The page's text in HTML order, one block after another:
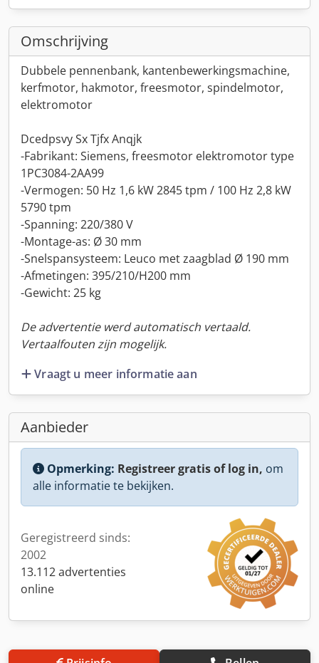
Omschrijving
Dubbele pennenbank, kantenbewerkingsmachine,
kerfmotor, hakmotor, freesmotor, spindelmotor,
elektromotor
Dcedpsvy Sx Tjfx Anqjk
-Fabrikant: Siemens, freesmotor elektromotor type
1PC3084-2AA99
-Vermogen: 50 Hz 1,6 kW 2845 tpm / 100 Hz 2,8 kW
5790 tpm
-Spanning: 220/380 V
-Montage-as: Ø 30 mm
-Snelspansysteem: Leuco met zaagblad Ø 190 mm
-Afmetingen: 395/210/H200 mm
-Gewicht: 25 kg
De advertentie werd automatisch vertaald.
Vertaalfouten zijn mogelijk.
Vraagt u meer informatie aan
Aanbieder
Opmerking: Registreer gratis of log in, om
alle informatie te bekijken.
Geregistreerd sinds:
2002
13.112 advertenties
online